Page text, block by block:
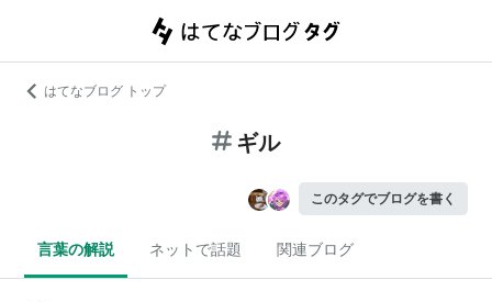
はてなブログ トップ
ギル
このタグでブログを書く
言葉の解説 ネットで話題 関連ブログ